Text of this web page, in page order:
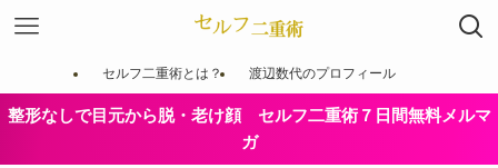
セルフ二重術とは？ 渡辺数代のプロフィール
整形なしで目元から脱・老け顔 セルフ二重術７日間無料メルマ
ガ